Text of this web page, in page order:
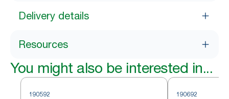
Delivery details
Resources
You might also be interested in...
190592 190692